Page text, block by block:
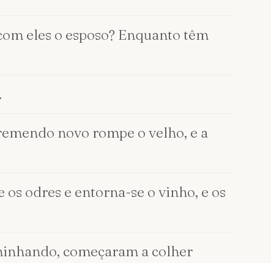
eles o esposo? Enquanto têm
novo rompe o velho, e a
odres e entorna-se o vinho, e os
começaram a colher